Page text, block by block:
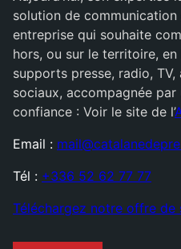
solution de
entreprise qui souhaite
hors, ou sur le territoire,
supports presse, radio,
sociaux, accompagnée
confiance : Voir le site de l’
Email :
Tél : +336 52 62 77 77
Téléchargez notre offre de